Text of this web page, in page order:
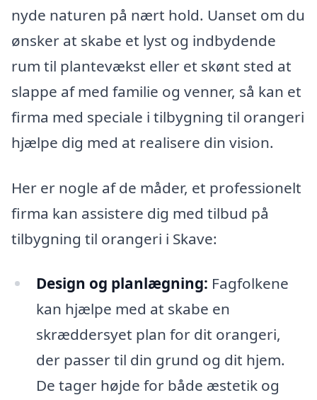
nyde naturen på nært hold. Uanset om du
ønsker at skabe et lyst og indbydende
rum til plantevækst eller et skønt sted at
slappe af med familie og venner, så kan et
firma med speciale i tilbygning til orangeri
hjælpe dig med at realisere din vision.
Her er nogle af de måder, et professionelt
firma kan assistere dig med tilbud på
tilbygning til orangeri i Skave:
Design og planlægning: Fagfolkene
kan hjælpe med at skabe en
skræddersyet plan for dit orangeri,
der passer til din grund og dit hjem.
De tager højde for både æstetik og